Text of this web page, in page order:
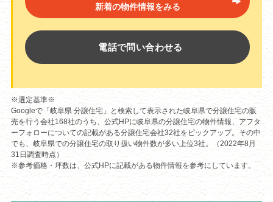
新着の物件情報をみる
電話で問い合わせる
※選定基準※
Googleで「岐阜県 分譲住宅」と検索して表示された岐阜県で分譲住宅の販
売を行う会社168社のうち、公式HPに岐阜県の分譲住宅の物件情報、アフタ
ーフォローについての記載がある分譲住宅会社32社をピックアップ。その中
でも、岐阜県での分譲住宅の取り扱い物件数が多い上位3社。（2022年8月
31日調査時点）
※参考価格・坪数は、公式HPに記載がある物件情報を参考にしています。